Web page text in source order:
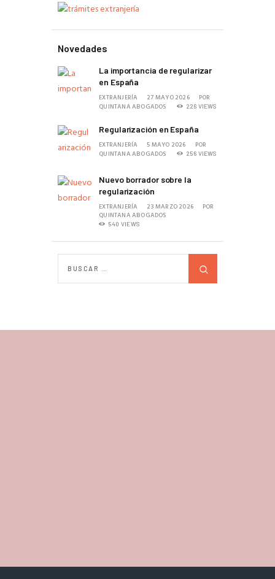
Novedades
La importancia de regularizar
en España
EXTRANJERÍA 27 MAYO 2026
POR
QUINTANA ABOGADOS
226 VIEWS
Regularización en España
EXTRANJERÍA 5 MAYO 2026
POR
QUINTANA ABOGADOS
256 VIEWS
Nuevo borrador sobre la
regularización
EXTRANJERÍA 23 MARZO 2026
POR
QUINTANA ABOGADOS
540 VIEWS